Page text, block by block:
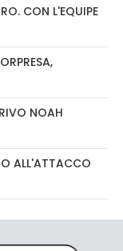
CON L'EQUIPE
NOAH
ALL'ATTACCO